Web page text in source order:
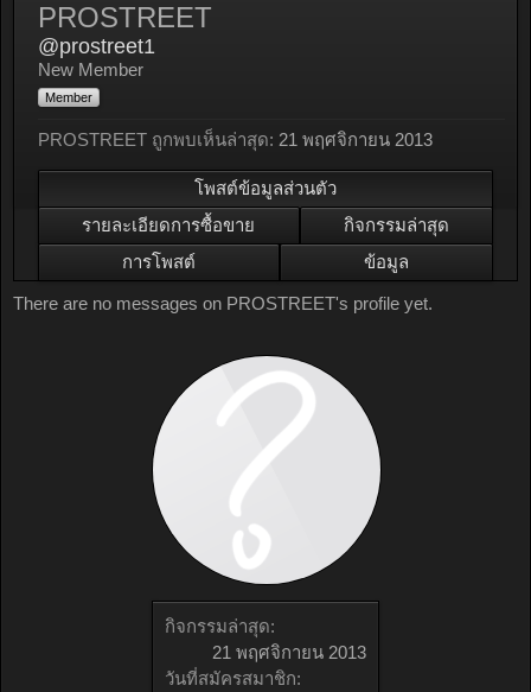
กิจกรรมล่าสุด:
21 พฤศจิกายน 2013
วันที่สมัครสมาชิก:
PROSTREET
@prostreet1
New Member
Member
PROSTREET ถูกพบเห็นล่าสุด: 21 พฤศจิกายน 2013
โพสต์ข้อมูลส่วนตัว
รายละเอียดการซื้อขาย
กิจกรรมล่าสุด
การโพสต์
ข้อมูล
There are no messages on PROSTREET's profile yet.